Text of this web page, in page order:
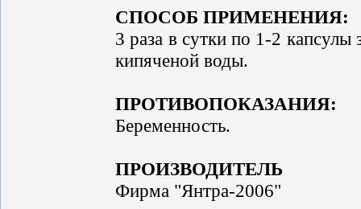
СПОСОБ ПРИМЕНЕНИЯ:
3 раза в сутки по 1-2 капсулы
кипяченой воды.
ПРОТИВОПОКАЗАНИЯ:
Беременность.
ПРОИЗВОДИТЕЛЬ
Фирма "Янтра-2006"